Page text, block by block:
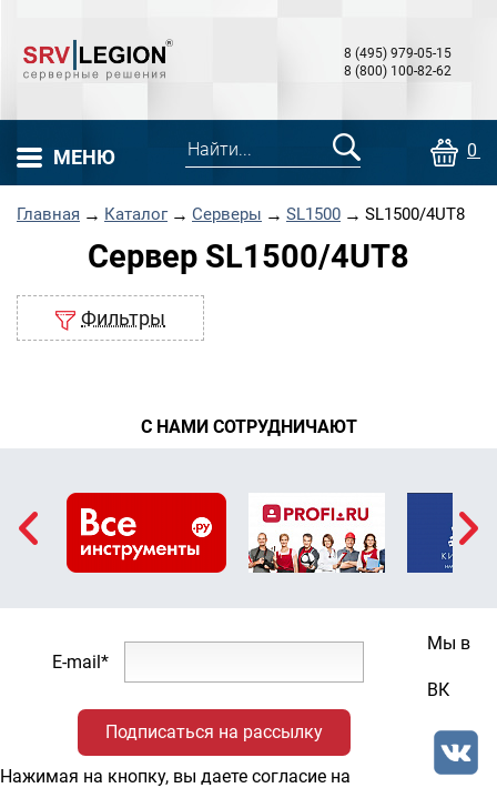
8 (495) 979-05-15
8 (800) 100-82-62
МЕНЮ 0
Главная → Каталог → Серверы → SL1500 → SL1500/4UT8
Сервер SL1500/4UT8
Фильтры
С НАМИ СОТРУДНИЧАЮТ
E-mail*
Нажимая на кнопку, вы даете согласие на
Мы в
ВК